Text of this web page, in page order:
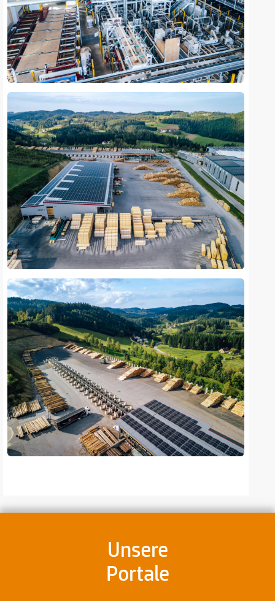
Unsere
Portale